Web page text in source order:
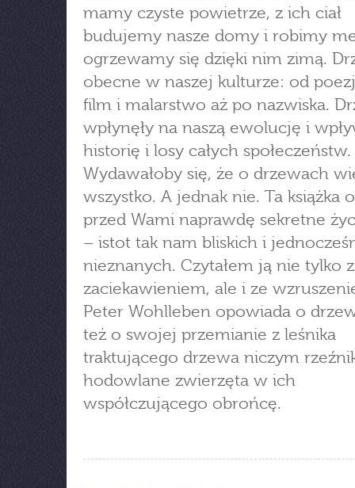
mamy czyste powietrze, z ich ciał
budujemy nasze domy i robimy
ogrzewamy się dzięki nim zimą.
obecne w naszej kulturze: od
film i malarstwo aż po nazwiska.
wpłynęły na naszą ewolucję i
historię i losy całych społeczeństw.
Wydawałoby się, że o drzewach
wszystko. A jednak nie. Ta książka
przed Wami naprawdę sekretne
– istot tak nam bliskich i
nieznanych. Czytałem ją nie tylko z
zaciekawieniem, ale i ze
Peter Wohlleben opowiada o
też o swojej przemianie z leśnika
traktującego drzewa niczym
hodowlane zwierzęta w ich
współczującego obrońcę.